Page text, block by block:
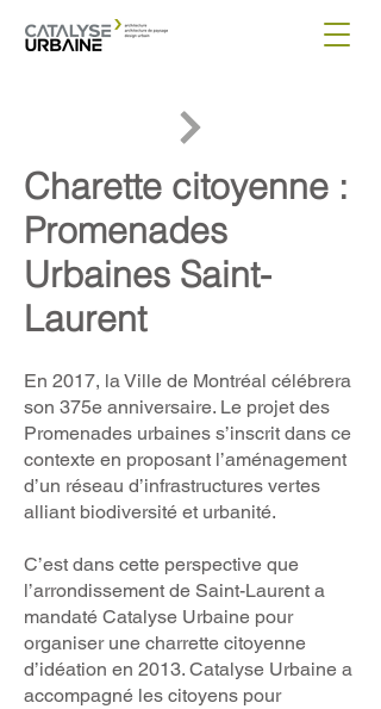
Charette citoyenne :
Promenades
Urbaines Saint-
Laurent
En 2017, la Ville de Montréal célébrera
son 375e anniversaire. Le projet des
Promenades urbaines s’inscrit dans ce
contexte en proposant l’aménagement
d’un réseau d’infrastructures vertes
alliant biodiversité et urbanité.
C’est dans cette perspective que
l’arrondissement de Saint-Laurent a
mandaté Catalyse Urbaine pour
organiser une charrette citoyenne
d’idéation en 2013. Catalyse Urbaine a
accompagné les citoyens pour